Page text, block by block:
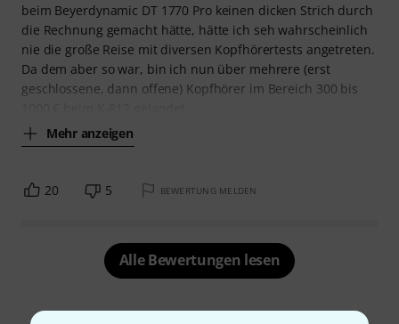
beim Beyerdynamic DT 1770 Pro keinen dicken Strich durch
die Rechnung gemacht hätte, hätte ich seh wahrscheinlich
nie die große Reise mit diversen Kopfhörertests angetreten.
Da dem aber so war, bin ich nun über mehrere (erst
geschlossene, dann offene) Kopfhörer im Bereich 300 bis
Mehr anzeigen
20 5 BEWERTUNG MELDEN
Alle Bewertungen lesen